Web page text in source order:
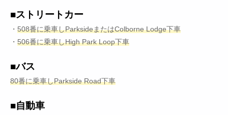
■ストリートカー
・ 508番に乗車しParksideまたはColborne Lodge下車
・ 506番に乗車しHigh Park Loop下車
■バス
80番に乗車しParkside Road下車
■自動車